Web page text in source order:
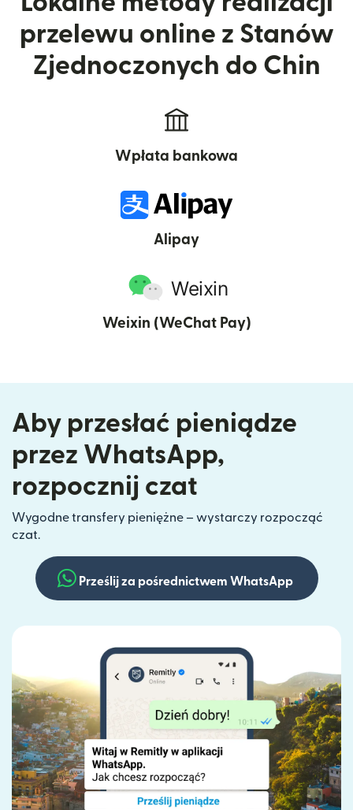
przelewu online z Stanów
Zjednoczonych do Chin
Wpłata bankowa
Alipay
Weixin (WeChat Pay)
Aby przesłać pieniądze
przez WhatsApp,
rozpocznij czat
Wygodne transfery pieniężne – wystarczy rozpocząć
czat.
Prześlij za pośrednictwem WhatsApp